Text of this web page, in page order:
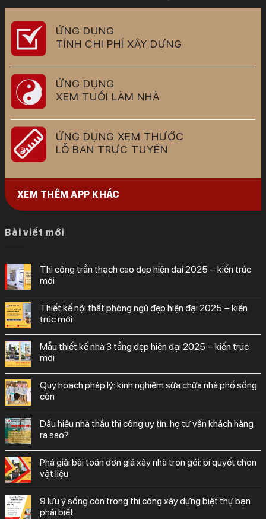
ỨNG DỤNG
TÍNH CHI PHÍ XÂY DỰNG
ỨNG DỤNG
XEM TUỔI LÀM NHÀ
ỨNG DỤNG XEM THƯỚC
LỖ BAN TRỰC TUYẾN
XEM THÊM APP KHÁC
Bài viết mới
thi công trần thạch cao đẹp hiện đại 2025 – kiến trúc
mới
thiết kế nội thất phòng ngủ đẹp hiện đại 2025 – kiến
trúc mới
mẫu thiết kế nhà 3 tầng đẹp hiện đại 2025 – kiến trúc
mới
quy hoạch pháp lý: kinh nghiệm sửa chữa nhà phố sống
còn
dấu hiệu nhà thầu thi công uy tín: họ tư vấn khách hàng
ra sao?
phá giải bài toán đơn giá xây nhà trọn gói: bí quyết chọn
vật liệu
9 lưu ý sống còn trong thi công xây dựng biệt thự bạn
phải biết